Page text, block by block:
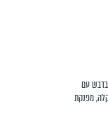
עם
מפנקת